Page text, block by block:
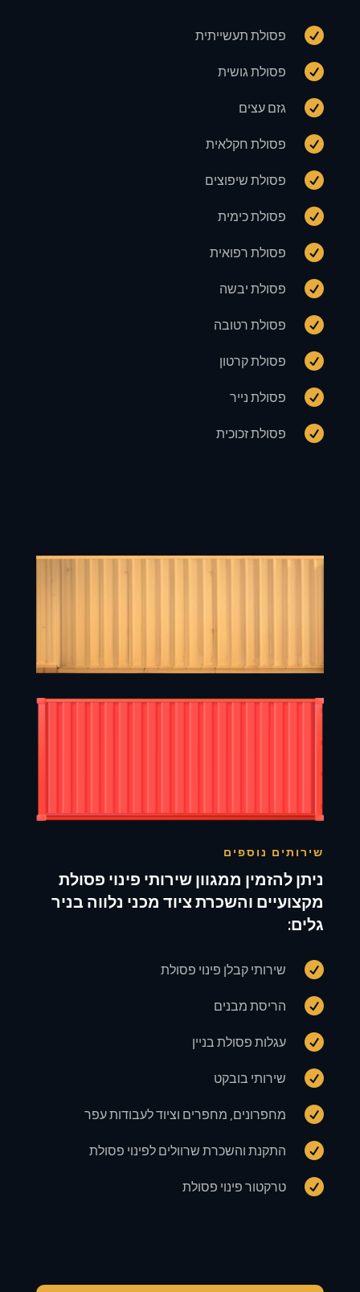
 פסולת תעשייתית
 פסולת גושית
 גזם עצים
 פסולת חקלאית
 פסולת שיפוצים
 פסולת כימית
 פסולת רפואית
 פסולת יבשה
 פסולת רטובה
 פסולת קרטון
 פסולת נייר
 פסולת זכוכית
שירותים נוספים
ניתן להזמין ממגוון שירותי פינוי פסולת
מקצועיים והשכרת ציוד מכני נלווה בניר
גלים:
 שירותי קבלן פינוי פסולת
 הריסת מבנים
 עגלות פסולת בניין
 שירותי בובקט
 מחפרונים, מחפרים וציוד לעבודות עפר
 התקנת והשכרת שרוולים לפינוי פסולת
 טרקטור פינוי פסולת